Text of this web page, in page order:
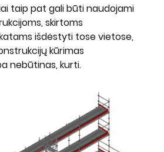
taip pat gali būti naudojami
skirtoms
išdėstyti tose vietose,
kūrimas
nebūtinas, kurti.